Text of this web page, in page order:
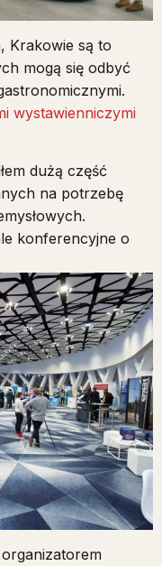
Krakowie są to
mogą się odbyć
wystawienniczymi
dużą część
na potrzebę
konferencyjne o